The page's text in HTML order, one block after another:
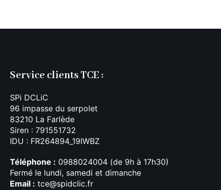
Service clients TCE :
SPi DCLiC
96 impasse du serpolet
83210 La Farlède
Siren : 791551732
IDU : FR264894_19IWBZ
Téléphone : 0988024004 (de 9h à 17h30)
Fermé le lundi, samedi et dimanche
Email : tce@spidclic.fr